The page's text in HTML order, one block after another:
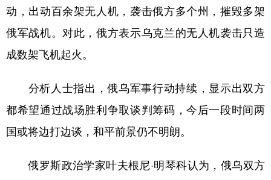
动，出动百余架无人机，袭击俄方多个州，摧毁多架
俄军战机。对此，俄方表示乌克兰的无人机袭击只造
成数架飞机起火。
分析人士指出，俄乌军事行动持续，显示出双方
都希望通过战场胜利争取谈判筹码，今后一段时间两
国或将边打边谈，和平前景仍不明朗。
俄罗斯政治学家叶夫根尼·明琴科认为，俄乌双方